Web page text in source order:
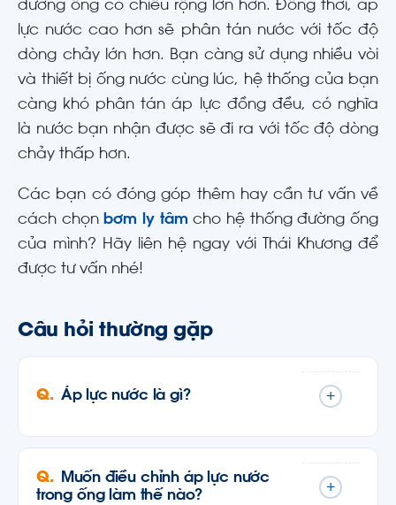
đường ống có chiều rộng lớn hơn. Đồng thời, áp
lực nước cao hơn sẽ phân tán nước với tốc độ
dòng chảy lớn hơn. Bạn càng sử dụng nhiều vòi
và thiết bị ống nước cùng lúc, hệ thống của bạn
càng khó phân tán áp lực đồng đều, có nghĩa
là nước bạn nhận được sẽ đi ra với tốc độ dòng
chảy thấp hơn.
Các bạn có đóng góp thêm hay cần tư vấn về
cách chọn bơm ly tâm cho hệ thống đường ống
của mình? Hãy liên hệ ngay với Thái Khương để
được tư vấn nhé!
Câu hỏi thường gặp
Áp lực nước là gì? +
Muốn điều chỉnh áp lực nước
trong ống làm thế nào?
+